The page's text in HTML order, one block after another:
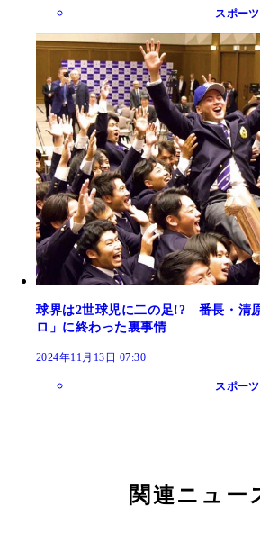
スポーツ
球界は2世球児に二の足!? 番長・清
ロ」に終わった裏事情
2024年11月13日 07:30
スポーツ
関連ニュー